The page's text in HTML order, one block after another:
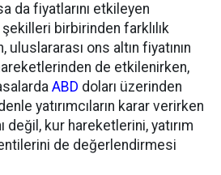
da fiyatlarını etkileyen
birbirinden farklılık
uluslararası ons altın fiyatının
de etkilenirken,
ABD doları üzerinden
yatırımcıların karar verirken
değil, kur hareketlerini, yatırım
de değerlendirmesi